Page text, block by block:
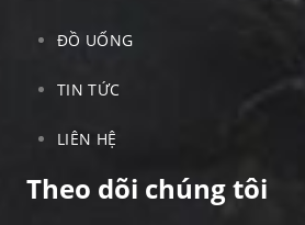
ĐỒ UỐNG
TIN TỨC
LIÊN HỆ
Theo dõi chúng tôi